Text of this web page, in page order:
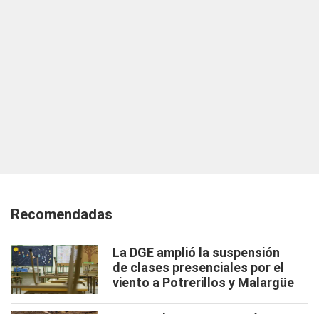
Recomendadas
La DGE amplió la suspensión
de clases presenciales por el
viento a Potrerillos y Malargüe